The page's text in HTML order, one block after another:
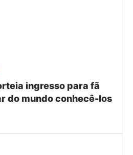
ingresso para fã
do mundo conhecê-los